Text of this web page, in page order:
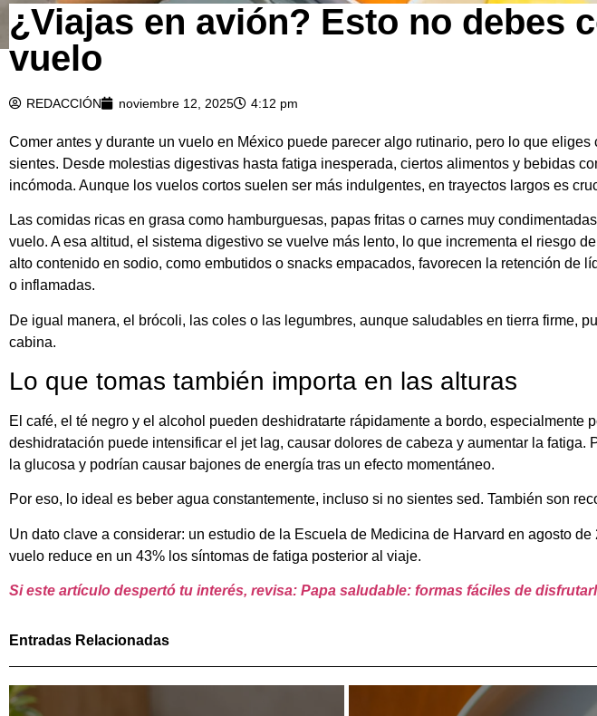
¿Viajas en avión? Esto no debes
vuelo
REDACCIÓN noviembre 12, 2025 4:12 pm
Comer antes y durante un vuelo en México puede parecer algo rutinario, pero lo que
sientes. Desde molestias digestivas hasta fatiga inesperada, ciertos alimentos y bebidas
incómoda. Aunque los vuelos cortos suelen ser más indulgentes, en trayectos largos es
Las comidas ricas en grasa como hamburguesas, papas fritas o carnes muy
vuelo. A esa altitud, el sistema digestivo se vuelve más lento, lo que incrementa el riesgo
alto contenido en sodio, como embutidos o snacks empacados, favorecen la retención de
o inflamadas.
De igual manera, el brócoli, las coles o las legumbres, aunque saludables en tierra firme,
cabina.
Lo que tomas también importa en las alturas
El café, el té negro y el alcohol pueden deshidratarte rápidamente a bordo, especialmente
deshidratación puede intensificar el jet lag, causar dolores de cabeza y aumentar la
la glucosa y podrían causar bajones de energía tras un efecto momentáneo.
Por eso, lo ideal es beber agua constantemente, incluso si no sientes sed. También son
Un dato clave a considerar: un estudio de la Escuela de Medicina de Harvard en agosto
vuelo reduce en un 43% los síntomas de fatiga posterior al viaje.
Si este artículo despertó tu interés, revisa: Papa saludable: formas fáciles de
Entradas Relacionadas